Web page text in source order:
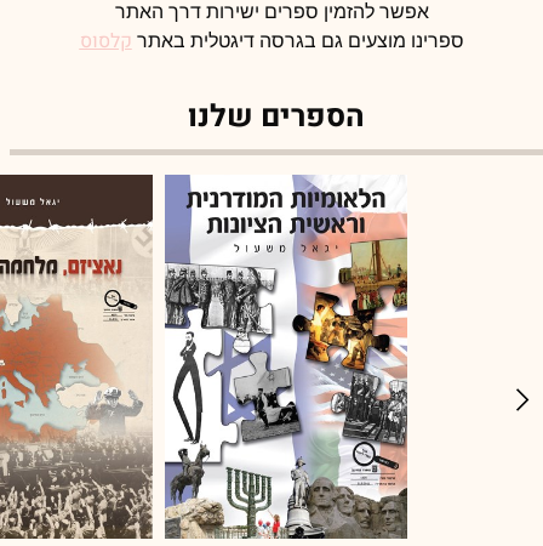
אפשר להזמין ספרים ישירות דרך האתר
ספרינו מוצעים גם בגרסה דיגטלית באתר קלסוס
הספרים שלנו